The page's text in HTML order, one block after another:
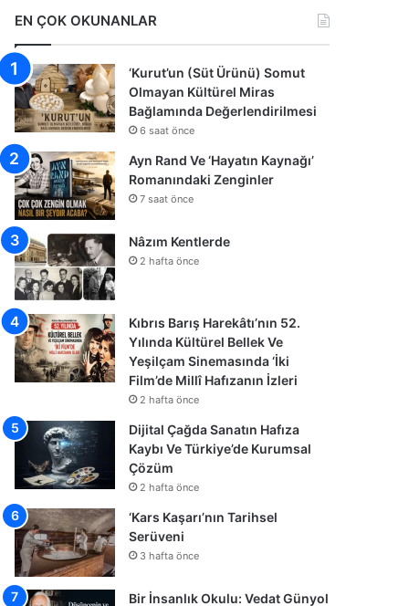
EN ÇOK OKUNANLAR
‘Kurut’un (Süt Ürünü) Somut
Olmayan Kültürel Miras
Bağlamında Değerlendirilmesi
6 saat önce
Ayn Rand Ve ‘Hayatın Kaynağı’
Romanındaki Zenginler
7 saat önce
Nâzım Kentlerde
2 hafta önce
Kıbrıs Barış Harekâtı’nın 52.
Yılında Kültürel Bellek Ve
Yeşilçam Sinemasında ‘İki
Film’de Millî Hafızanın İzleri
2 hafta önce
Dijital Çağda Sanatın Hafıza
Kaybı Ve Türkiye’de Kurumsal
Çözüm
2 hafta önce
‘Kars Kaşarı’nın Tarihsel
Serüveni
3 hafta önce
Bir İnsanlık Okulu: Vedat Günyol